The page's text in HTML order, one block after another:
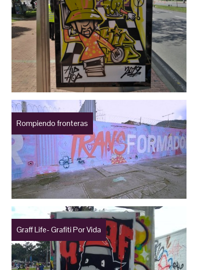
Rompiendo fronteras
Graff Life- Grafiti Por Vida